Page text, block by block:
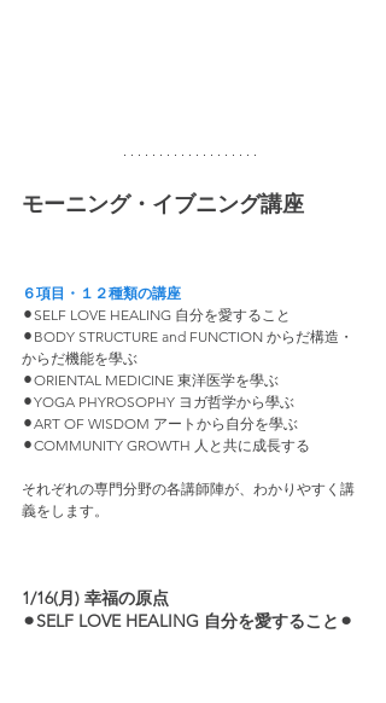
モーニング・イブニング講座
６項目・１２種類の講座
⚫︎SELF LOVE HEALING 自分を愛すること
⚫︎BODY STRUCTURE and FUNCTION からだ構造・
からだ機能を學ぶ
⚫︎ORIENTAL MEDICINE 東洋医学を學ぶ
⚫︎YOGA PHYROSOPHY ヨガ哲学から學ぶ
⚫︎ART OF WISDOM アートから自分を學ぶ
⚫︎COMMUNITY GROWTH 人と共に成長する
それぞれの専門分野の各講師陣が、わかりやすく講
義をします。
1/16(月) 幸福の原点
⚫︎SELF LOVE HEALING 自分を愛すること⚫︎